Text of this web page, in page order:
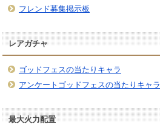
フレンド募集掲示板
レアガチャ
ゴッドフェスの当たりキャラ
アンケートゴッドフェスの当たりキャラ
最大火力配置